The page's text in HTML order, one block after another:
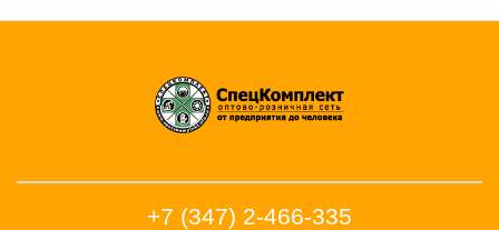
+7 (347) 2-466-335